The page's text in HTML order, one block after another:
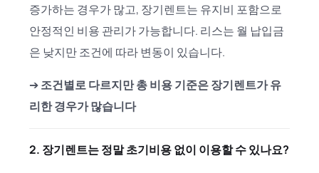
증가하는 경우가 많고, 장기렌트는 유지비 포함으로
안정적인 비용 관리가 가능합니다. 리스는 월 납입금
은 낮지만 조건에 따라 변동이 있습니다.
➔조건별로 다르지만 총 비용 기준은 장기렌트가 유
리한 경우가 많습니다
2. 장기렌트는 정말 초기비용 없이 이용할 수 있나요?